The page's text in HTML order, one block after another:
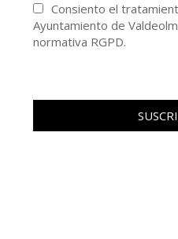
Consiento el
Ayuntamiento de
normativa RGPD.